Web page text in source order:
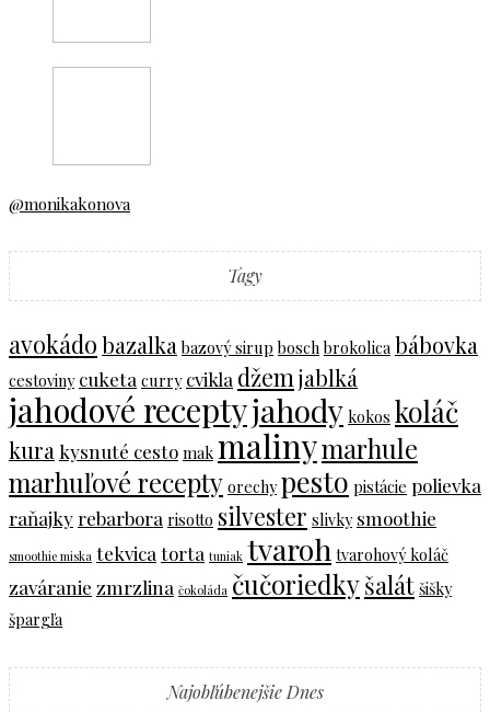
@monikakonova
Tagy
avokádobazalka bazový sirup bosch brokolica bábovka
cestoviny cuketa curry cvikla džem jablká
jahodové receptyjahody kokos koláč
kura kysnuté cesto mak malinymarhule
marhuľové recepty orechy pesto pistácie polievka
raňajkyrebarbora risotto silvester slivky smoothie
smoothie miska tekvica torta tuniak tvaroh tvarohový koláč
zaváranie zmrzlina čokoláda čučoriedkyšalát šišky
špargľa
Najobľúbenejšie Dnes